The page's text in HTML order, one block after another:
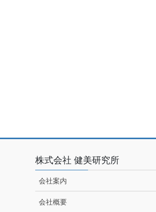
株式会社 健美研究所
会社案内
会社概要